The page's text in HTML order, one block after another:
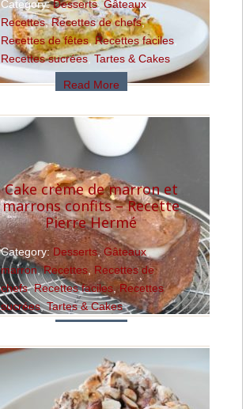
Category:Desserts,Gâteaux,
Recettes,Recettes de chefs,
Recettes de fêtes,Recettes faciles
Recettes sucrées,Tartes & Cakes
Read More
Cake crème de marron et
marrons confits – Recette
Pierre Hermé
Category:Desserts,Gâteaux,
marron,Recettes, Recettes de
chefs,Recettes faciles,Recettes
sucrées,Tartes & Cakes